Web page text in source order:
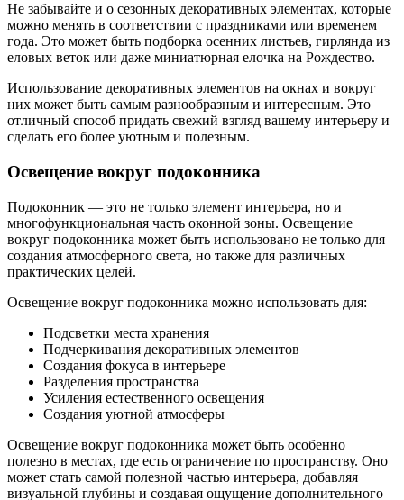
Не забывайте и о сезонных декоративных элементах, которые
можно менять в соответствии с праздниками или временем
года. Это может быть подборка осенних листьев, гирлянда из
еловых веток или даже миниатюрная елочка на Рождество.
Использование декоративных элементов на окнах и вокруг
них может быть самым разнообразным и интересным. Это
отличный способ придать свежий взгляд вашему интерьеру и
сделать его более уютным и полезным.
Освещение вокруг подоконника
Подоконник — это не только элемент интерьера, но и
многофункциональная часть оконной зоны. Освещение
вокруг подоконника может быть использовано не только для
создания атмосферного света, но также для различных
практических целей.
Освещение вокруг подоконника можно использовать для:
Подсветки места хранения
Подчеркивания декоративных элементов
Создания фокуса в интерьере
Разделения пространства
Усиления естественного освещения
Создания уютной атмосферы
Освещение вокруг подоконника может быть особенно
полезно в местах, где есть ограничение по пространству. Оно
может стать самой полезной частью интерьера, добавляя
визуальной глубины и создавая ощущение дополнительного